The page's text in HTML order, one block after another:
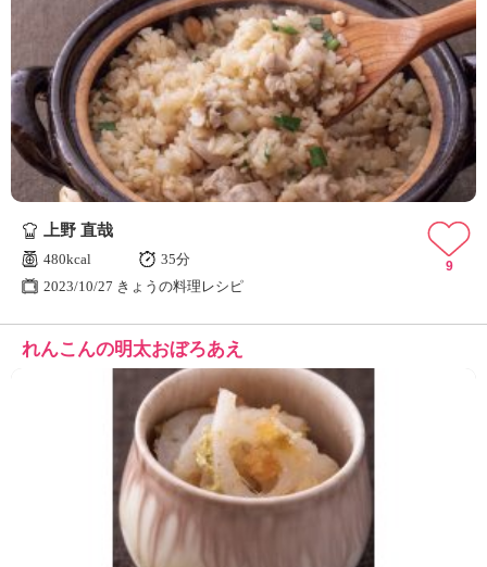
上野 直哉
480kcal
35分
2023/10/27 きょうの料理レシピ
9
れんこんの明太おぼろあえ